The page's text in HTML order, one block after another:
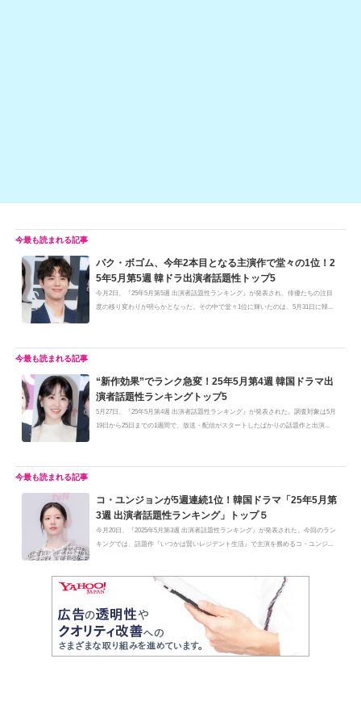
パク・ボゴム、今年2本目となる主演作で堂々の1位！2
5年5月第5週 韓ドラ出演者話題性トップ5
今月2日、『25年5月第5週 出演者話題性ランキング』が発表され、俳優たちの注目
度の移り変わりが明らかとなった。その中で堂々1位に輝いたのは、5月31日に韓...
“新作効果”でランク急変！25年5月第4週 韓国ドラマ出
演者話題性ランキングトップ5
5月27日、『25年5月第4週 出演者話題性ランキング』が発表された。調査対象は5月
19日から25日までの1週間で、放送・配信がスタートしたばかりの話題作と出演...
コ・ユンジョンが5週連続1位！韓国ドラマ「25年5月第
3週 出演者話題性ランキング」トップ５
今月20日、『2025年5月第3週 出演者話題性ランキング』が発表された。今回のラン
キングでは、話題作『いつかは賢いレジデント生活』で主演を務めるコ・ユンジ...